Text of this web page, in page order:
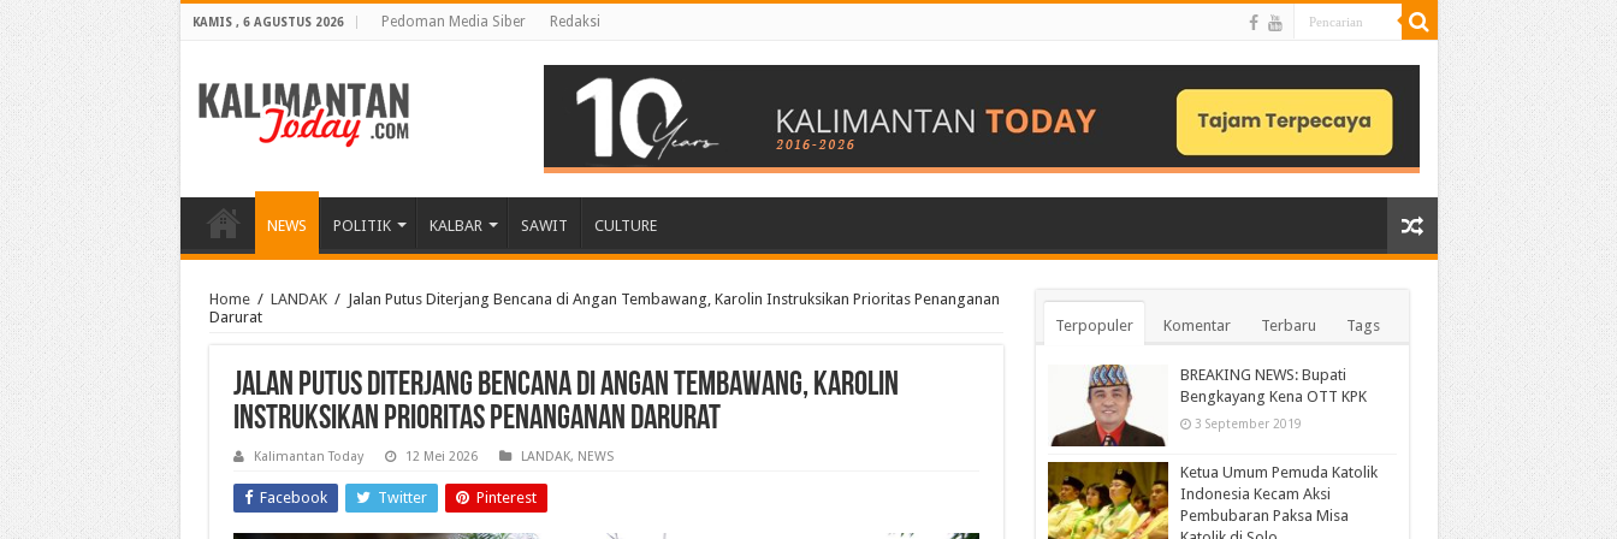
KAMIS , 6 AGUSTUS 2026 Pedoman Media Siber Redaksi
NEWS POLITIK KALBAR SAWIT CULTURE
Home / LANDAK / ⁠⁠Jalan Putus Diterjang Bencana di Angan Tembawang, Karolin Instruksikan Prioritas Penanganan
Darurat
⁠⁠Jalan Putus Diterjang Bencana di Angan Tembawang, Karolin
Instruksikan Prioritas Penanganan Darurat
Kalimantan Today 12 Mei 2026 LANDAK, NEWS
Facebook Twitter Pinterest
Terpopuler Komentar Terbaru Tags
BREAKING NEWS: Bupati
Bengkayang Kena OTT KPK
3 September 2019
Ketua Umum Pemuda Katolik
Indonesia Kecam Aksi
Pembubaran Paksa Misa